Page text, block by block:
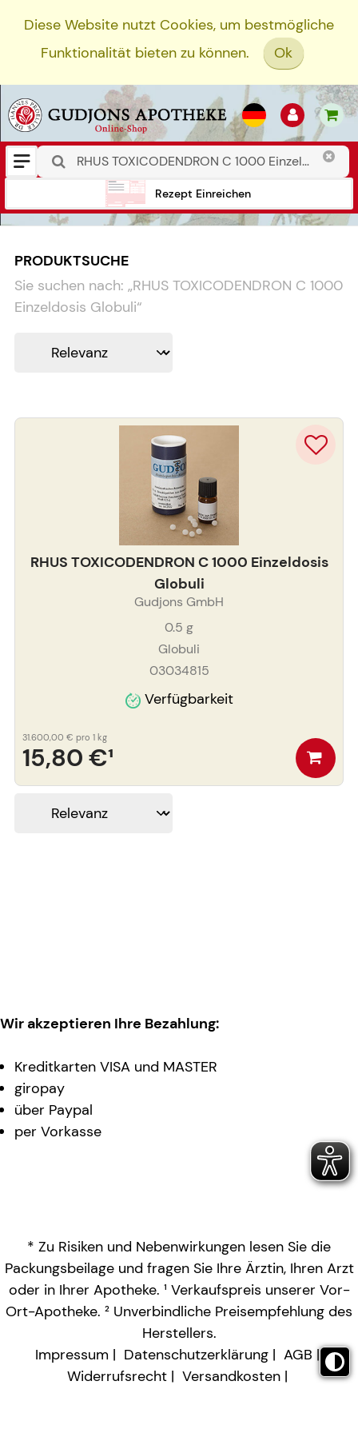
Diese Website nutzt Cookies, um bestmögliche
Funktionalität bieten zu können.
Ok
Rezept Einreichen
PRODUKTSUCHE
Sie suchen nach: „RHUS TOXICODENDRON C 1000
Einzeldosis Globuli“
RHUS TOXICODENDRON C 1000 Einzeldosis
Globuli
Gudjons GmbH
0.5 g
Globuli
03034815
Verfügbarkeit
15,80 €¹
31.600,00 € pro 1 kg
Wir akzeptieren Ihre Bezahlung:
Kreditkarten VISA und MASTER
giropay
über Paypal
per Vorkasse
* Zu Risiken und Nebenwirkungen lesen Sie die
Packungsbeilage und fragen Sie Ihre Ärztin, Ihren Arzt
oder in Ihrer Apotheke. ¹ Verkaufspreis unserer Vor-
Ort-Apotheke. ² Unverbindliche Preisempfehlung des
Herstellers.
Impressum
Datenschutzerklärung
AGB
Widerrufsrecht
Versandkosten